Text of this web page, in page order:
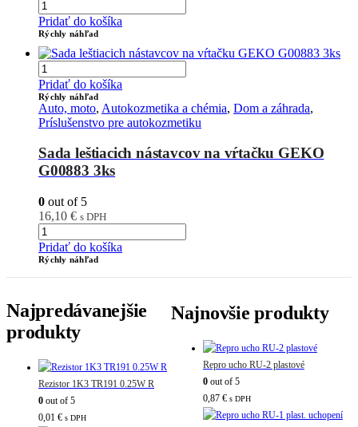
Pridať do košíka
Rýchly náhľad
Pridať do košíka
Rýchly náhľad
Auto, moto, Autokozmetika a chémia, Dom a záhrada,
Príslušenstvo pre autokozmetiku
Sada leštiacich nástavcov na vŕtačku GEKO
G00883 3ks
0 out of 5
16,10 € s DPH
Pridať do košíka
Rýchly náhľad
Najpredávanejšie
produkty
Rezistor 1K3 TR191 0.25W R
0 out of 5
0,01 € s DPH
Najnovšie produkty
Repro ucho RU-2 plastové
0out of 5
0,87 € s DPH